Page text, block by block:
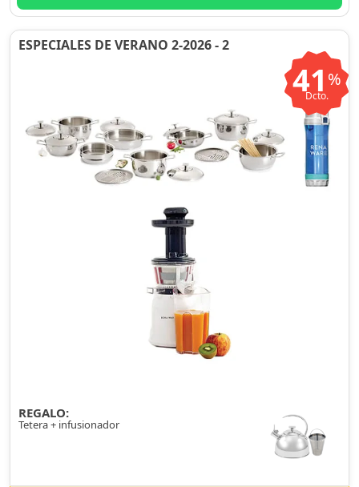
ESPECIALES DE VERANO 2-2026 - 2
41 %
Dcto.
REGALO:
Tetera + infusionador